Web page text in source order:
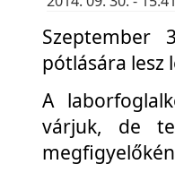
Szeptember
pótlására lesz
A
várjuk, de